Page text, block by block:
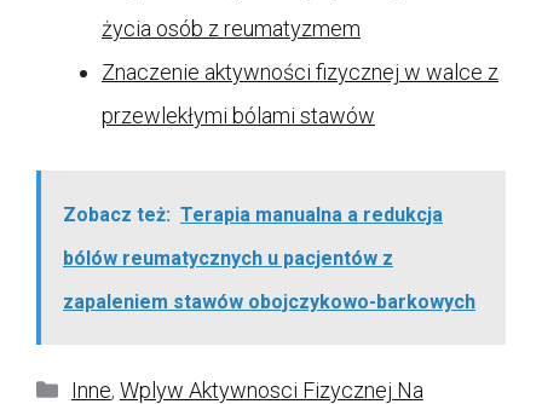
życia osób z reumatyzmem
Znaczenie aktywności fizycznej w walce z
przewlekłymi bólami stawów
Zobacz też: Terapia manualna a redukcja
bólów reumatycznych u pacjentów z
zapaleniem stawów obojczykowo-barkowych
Kategorie
Inne, Wplyw Aktywnosci Fizycznej Na